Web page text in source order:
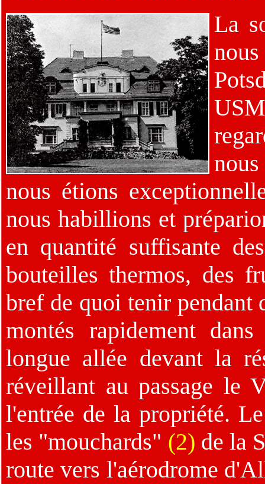
La
nous étions
nous habillions et
en quantité suffisante
bouteilles thermos, des
bref de quoi tenir pendant
montés rapidement
longue allée devant la
réveillant au passage le
l'entrée de la propriété.
les "mouchards" (2) de la
route vers l'aérodrome